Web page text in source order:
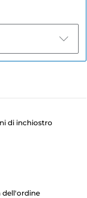
di inchiostro
dell'ordine